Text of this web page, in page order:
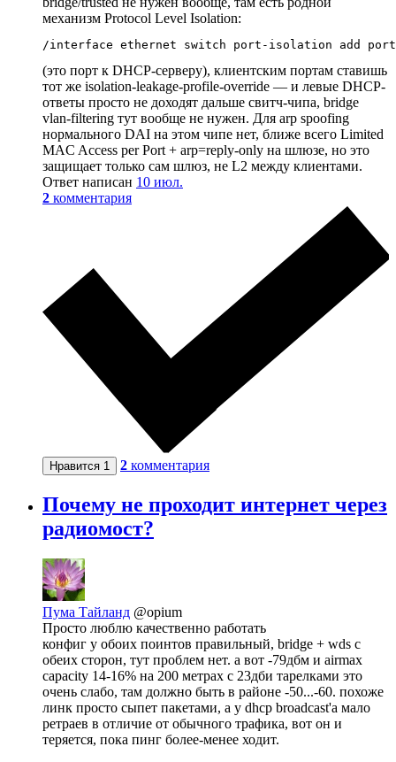
механизм Protocol Level Isolation:
/interface ethernet switch port-isolation add port-
(это порт к DHCP-серверу), клиентским портам ставишь
тот же isolation-leakage-profile-override — и левые DHCP-
ответы просто не доходят дальше свитч-чипа, bridge
vlan-filtering тут вообще не нужен. Для arp spoofing
нормального DAI на этом чипе нет, ближе всего Limited
MAC Access per Port + arp=reply-only на шлюзе, но это
защищает только сам шлюз, не L2 между клиентами.
Ответ написан 10 июл.
2 комментария
Нравится 1 2 комментария
Почему не проходит интернет через
радиомост?
Пума Тайланд @opium
Просто люблю качественно работать
конфиг у обоих поинтов правильный, bridge + wds с
обеих сторон, тут проблем нет. а вот -79дбм и airmax
capacity 14-16% на 200 метрах с 23дби тарелками это
очень слабо, там должно быть в районе -50...-60. похоже
линк просто сыпет пакетами, а у dhcp broadcast'а мало
ретраев в отличие от обычного трафика, вот он и
теряется, пока пинг более-менее ходит.